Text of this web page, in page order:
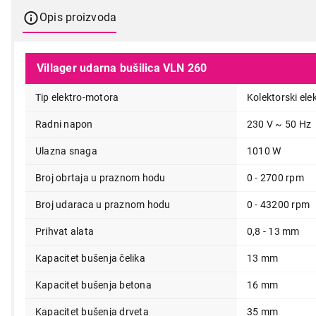
Opis proizvoda
Villager udarna bušilica VLN 260
Tip elektro-motora Kolektorski
Radni napon 230 V ~ 50 Hz
Ulazna snaga 1010 W
Broj obrtaja u praznom hodu 0 - 2700 rpm
Broj udaraca u praznom hodu 0 - 43200 rpm
Prihvat alata 0,8 - 13 mm
Kapacitet bušenja čelika 13 mm
Kapacitet bušenja betona 16 mm
Kapacitet bušenja drveta 35 mm
5.199,00